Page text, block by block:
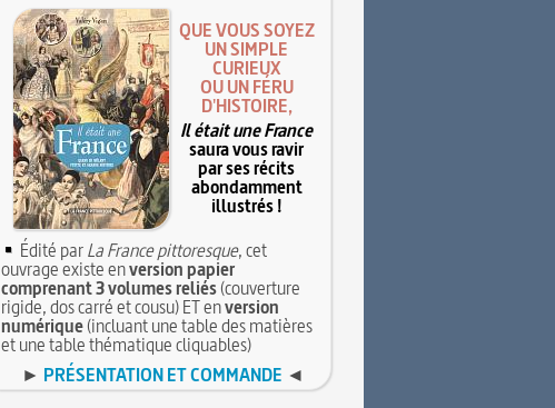
QUE VOUS SOYEZ
UN SIMPLE
CURIEUX
OU UN FÉRU
D'HISTOIRE,
Il était une France
saura vous ravir
par ses récits
abondamment
illustrés !
Édité parLa France pittoresque, cet
ouvrage existe enversion papier
comprenant 3 volumes reliés(couverture
rigide, dos carré et cousu) ET enversion
numérique(incluant une table des matières
et une table thématique cliquables)
► PRÉSENTATION ET COMMANDE ◄